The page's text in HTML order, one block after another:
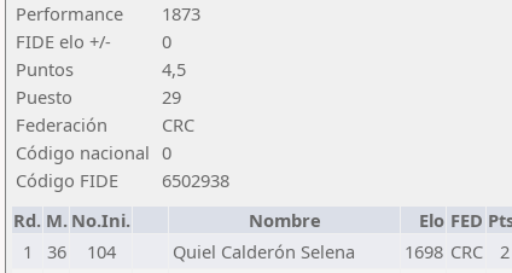
Performance
1873
FIDE elo +/-
0
Puntos
4,5
Puesto
29
Federación
CRC
Código nacional 0
Código FIDE
6502938
Rd. M. No.Ini. Nombre Elo FED
1
36 104 Quiel Calderón Selena 1698 CRC 2